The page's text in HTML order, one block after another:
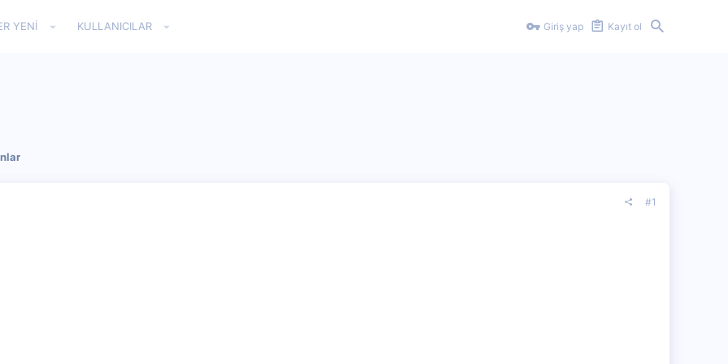
YENI KULLANICILAR Giriş yap Kayıt ol
#1